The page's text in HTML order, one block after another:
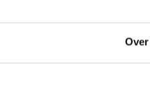
Over